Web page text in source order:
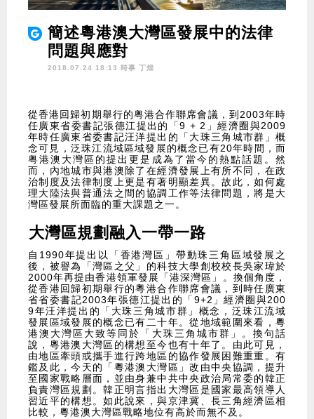
簡述粵港澳大灣區發展中的法律
問題與應對
2018.07.24 18:13 時事 丁煌
從香港回歸初期舉行的粤港合作聯席會議，到2003年時
任廣東省委書記張德江提出的「9 + 2」經濟圈與2009
年時任廣東省委書記汪洋提出的「大珠三角城市群」概
念可見，泛珠江流域區域發展的概念已有20年時間，而
粤港澳大灣區的提出更是成為了當今的熱點話題。然
而，內地城市與港澳除了在經濟發展上有所不同，在政
治制度及法律制度上更是有著明顯差異。故此，如何處
理大陸法與普通法之間的協調工作等法律問題，將是大
灣區發展所面臨的重大課題之一。
大灣區規劃融入一帶一路
自1990年提出以「香港灣區」帶動珠三角區域發展之
後，被譽為「灣區之父」的科技大學創校校長吳家瑋於
2000年再提由香港領軍發展「港深灣區」。換個角度，
從香港回歸初期舉行的粵港合作聯席會議，到時任廣東
省省委書記2003年張德江提出的「9+2」經濟圈與200
9年汪洋提出的「大珠三角城市群」概念，泛珠江流域
發展區域發展的概念已有二十年。從地域範圍來看，粵
港澳大灣區大致等同於「大珠三角城市群」。換句話
說，粵港澳大灣區的構想至今也有十年了。由此可見，
由地區牽頭或攜手進行跨地區的協作發展困難重重。有
鑑及此，今天的「粵港澳大灣區」改由中央協調，提升
至國家戰略層面，並由身兼中共中央政治局常委的韓正
負責灣區規劃。韓正明言指出大灣區是國家最高領導人
習近平的構想。如此說來，與京津冀、長三角經濟區相
比較，粵港澳大灣區戰略地位有高於而無不及。